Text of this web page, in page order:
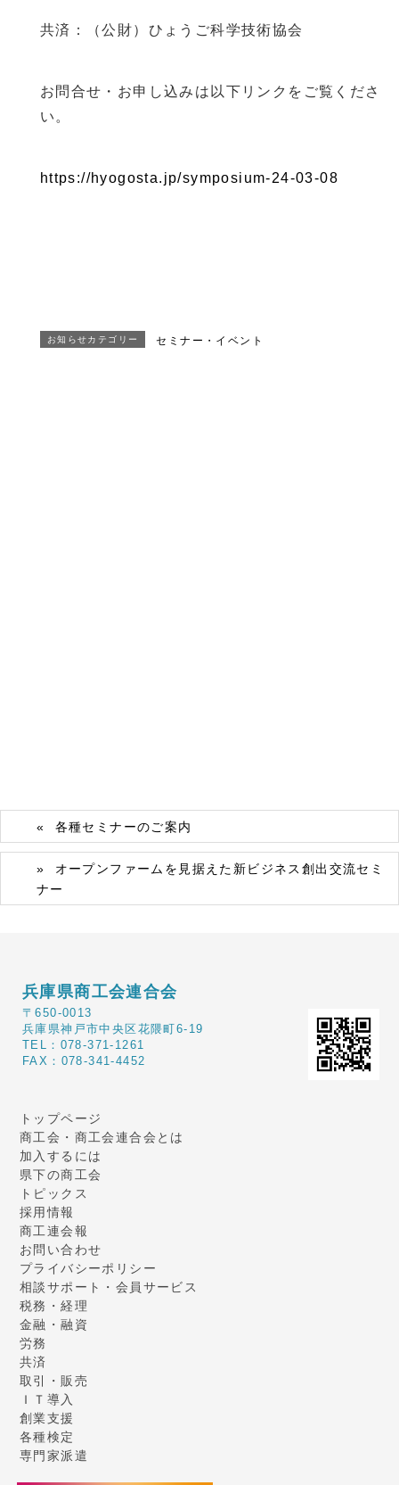
共済：（公財）ひょうご科学技術協会
お問合せ・お申し込みは以下リンクをご覧くださ
い。
https://hyogosta.jp/symposium-24-03-08
お知らせカテゴリー セミナー・イベント
各種セミナーのご案内
オープンファームを見据えた新ビジネス創出交流セミ
ナー
兵庫県商工会連合会
〒650-0013
兵庫県神戸市中央区花隈町6-19
TEL：078-371-1261
FAX：078-341-4452
トップページ
商工会・商工会連合会とは
加入するには
県下の商工会
トピックス
採用情報
商工連会報
お問い合わせ
プライバシーポリシー
相談サポート・会員サービス
税務・経理
金融・融資
労務
共済
取引・販売
ＩＴ導入
創業支援
各種検定
専門家派遣